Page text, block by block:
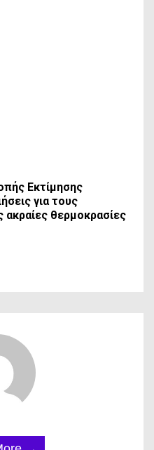
Εκτίμησης
για τους
ακραίες θερμοκρασίες